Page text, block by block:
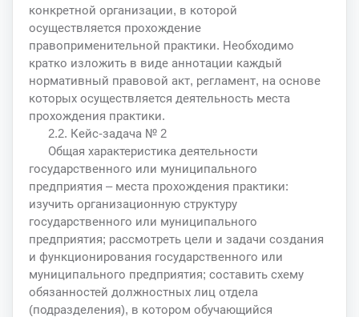
конкретной организации, в которой
осуществляется прохождение
правоприменительной практики. Необходимо
кратко изложить в виде аннотации каждый
нормативный правовой акт, регламент, на основе
которых осуществляется деятельность места
прохождения практики.
2.2. Кейс-задача № 2
Общая характеристика деятельности
государственного или муниципального
предприятия – места прохождения практики:
изучить организационную структуру
государственного или муниципального
предприятия; рассмотреть цели и задачи создания
и функционирования государственного или
муниципального предприятия; составить схему
обязанностей должностных лиц отдела
(подразделения), в котором обучающийся